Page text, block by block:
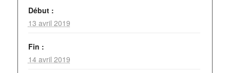
Début :
13 avril 2019
Fin :
14 avril 2019